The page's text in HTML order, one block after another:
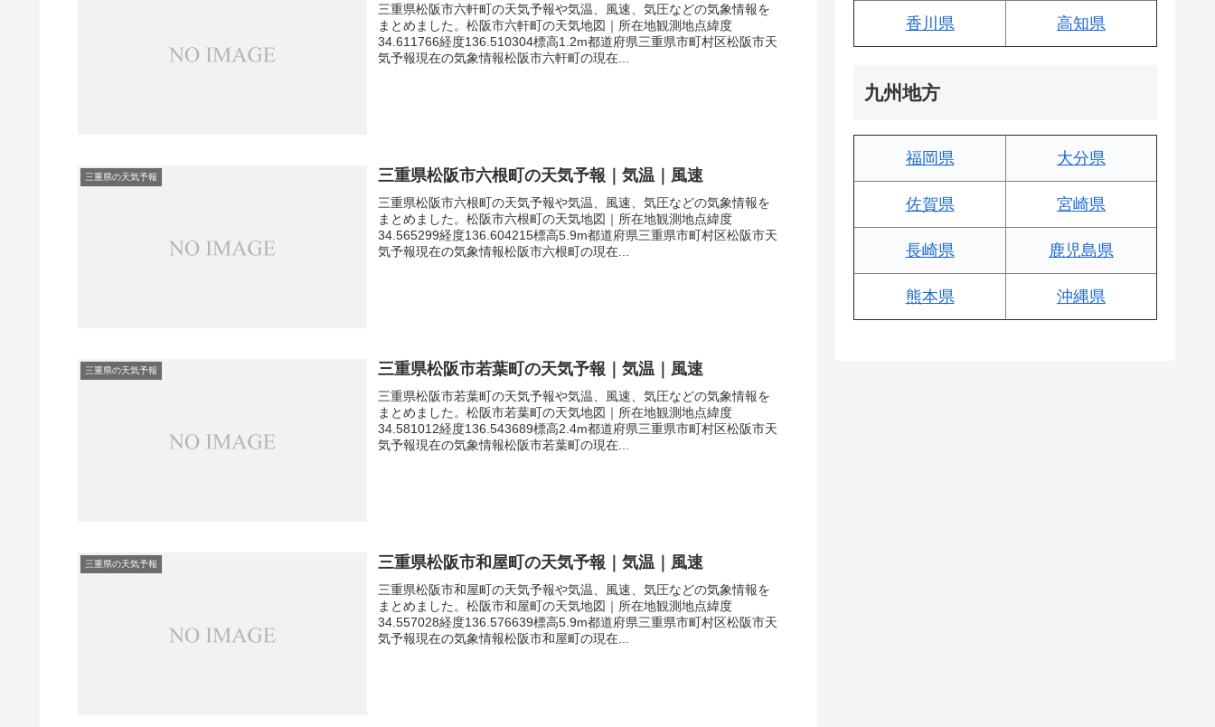
三重県松阪市六軒町の天気予報や気温、風速、気圧などの気象情報を
まとめました。松阪市六軒町の天気地図｜所在地観測地点緯度
34.611766経度136.510304標高1.2m都道府県三重県市町村区松阪市天
気予報現在の気象情報松阪市六軒町の現在...
三重県の天気予報 三重県松阪市六根町の天気予報｜気温｜風速
三重県松阪市六根町の天気予報や気温、風速、気圧などの気象情報を
まとめました。松阪市六根町の天気地図｜所在地観測地点緯度
34.565299経度136.604215標高5.9m都道府県三重県市町村区松阪市天
気予報現在の気象情報松阪市六根町の現在...
三重県の天気予報 三重県松阪市若葉町の天気予報｜気温｜風速
三重県松阪市若葉町の天気予報や気温、風速、気圧などの気象情報を
まとめました。松阪市若葉町の天気地図｜所在地観測地点緯度
34.581012経度136.543689標高2.4m都道府県三重県市町村区松阪市天
気予報現在の気象情報松阪市若葉町の現在...
三重県の天気予報 三重県松阪市和屋町の天気予報｜気温｜風速
三重県松阪市和屋町の天気予報や気温、風速、気圧などの気象情報を
まとめました。松阪市和屋町の天気地図｜所在地観測地点緯度
34.557028経度136.576639標高5.9m都道府県三重県市町村区松阪市天
気予報現在の気象情報松阪市和屋町の現在...
香川県 高知県
九州地方
福岡県 大分県
佐賀県 宮崎県
長崎県 鹿児島県
熊本県 沖縄県